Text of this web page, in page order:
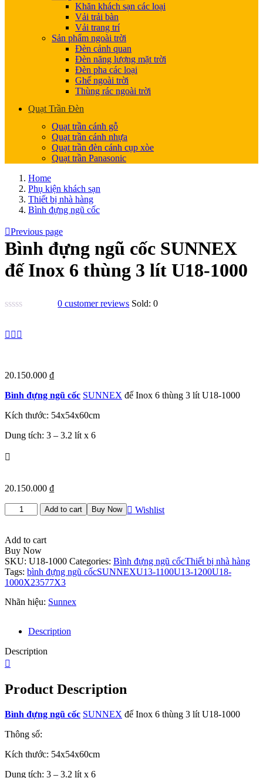
Khăn khách sạn các loại
Vải trải bàn
Vải trang trí
Sản phẩm ngoài trời
Đèn cảnh quan
Đèn năng lượng mặt trời
Đèn pha các loại
Ghế ngoài trời
Thùng rác ngoài trời
Quạt Trần Đèn
Quạt trần cánh gỗ
Quạt trần cánh nhựa
Quạt trần đèn cánh cụp xòe
Quạt trần Panasonic
Home
Phụ kiện khách sạn
Thiết bị nhà hàng
Bình đựng ngũ cốc
Previous page
Bình đựng ngũ cốc SUNNEX
đế Inox 6 thùng 3 lít U18-1000
0 customer reviews Sold:0
20.150.000 ₫
Bình đựng ngũ cốc SUNNEX đế Inox 6 thùng 3 lít U18-1000
Kích thước: 54x54x60cm
Dung tích: 3 – 3.2 lít x 6
20.150.000 ₫
Bình
đựng
cốc
SUNNEX
đế
Inox
6
3
1000
Add to cart Buy Now Wishlist
Add to cart
Buy Now
SKU: U18-1000 Categories: Bình đựng ngũ cốcThiết bị nhà hàng
Tags: bình đựng ngũ cốcSUNNEXU13-1100U13-1200U18-
1000X23577X3
Nhãn hiệu: Sunnex
Description
Description
Product Description
Bình đựng ngũ cốc SUNNEX đế Inox 6 thùng 3 lít U18-1000
Thông số:
Kích thước: 54x54x60cm
Dung tích: 3 – 3.2 lít x 6